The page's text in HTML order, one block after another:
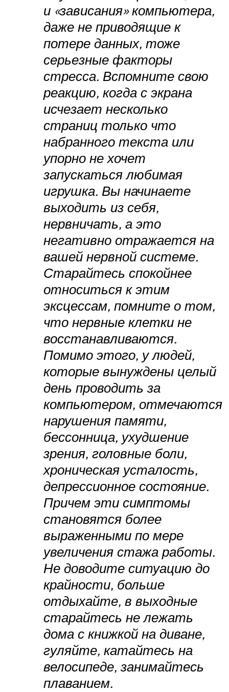
и «зависания» компьютера,
даже не приводящие к
потере данных, тоже
серьезные факторы
стресса. Вспомните свою
реакцию, когда с экрана
исчезает несколько
страниц только что
набранного текста или
упорно не хочет
запускаться любимая
игрушка. Вы начинаете
выходить из себя,
нервничать, а это
негативно отражается на
вашей нервной системе.
Старайтесь спокойнее
относиться к этим
эксцессам, помните о том,
что нервные клетки не
восстанавливаются.
Помимо этого, у людей,
которые вынуждены целый
день проводить за
компьютером, отмечаются
нарушения памяти,
бессонница, ухудшение
зрения, головные боли,
хроническая усталость,
депрессионное состояние.
Причем эти симптомы
становятся более
выраженными по мере
увеличения стажа работы.
Не доводите ситуацию до
крайности, больше
отдыхайте, в выходные
старайтесь не лежать
дома с книжкой на диване,
гуляйте, катайтесь на
велосипеде, занимайтесь
плаванием.